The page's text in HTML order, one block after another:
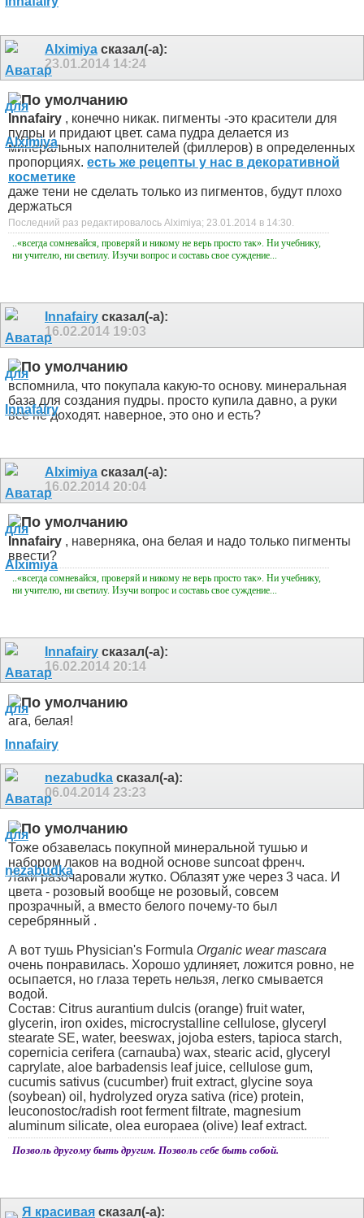
Alximiya сказал(-а):
23.01.2014 14:24
Innafairy , конечно никак. пигменты -это красители для
пудры и придают цвет. сама пудра делается из
минеральных наполнителей (филлеров) в определенных
пропорциях. есть же рецепты у нас в декоративной
косметике
даже тени не сделать только из пигментов, будут плохо
держаться
Последний раз редактировалось Alximiya; 23.01.2014 в 14:30
..«всегда сомневайся, проверяй и никому не верь просто так». Ни учебнику,
ни учителю, ни светилу. Изучи вопрос и составь свое суждение...
Innafairy сказал(-а):
16.02.2014 19:03
вспомнила, что покупала какую-то основу. минеральная
база для создания пудры. просто купила давно, а руки
все не доходят. наверное, это оно и есть?
Alximiya сказал(-а):
16.02.2014 20:04
Innafairy , наверняка, она белая и надо только пигменты
ввести?
..«всегда сомневайся, проверяй и никому не верь просто так». Ни учебнику,
ни учителю, ни светилу. Изучи вопрос и составь свое суждение...
Innafairy сказал(-а):
16.02.2014 20:14
ага, белая!
nezabudka сказал(-а):
06.04.2014 23:23
Тоже обзавелась покупной минеральной тушью и
набором лаков на водной основе suncoat френч.
Лаки разочаровали жутко. Облазят уже через 3 часа. И
цвета - розовый вообще не розовый, совсем
прозрачный, а вместо белого почему-то был
серебрянный .
А вот тушь Physician's Formula Organic wear mascara
очень понравилась. Хорошо удлиняет, ложится ровно, не
осыпается, но глаза тереть нельзя, легко смывается
водой.
Состав: Citrus aurantium dulcis (orange) fruit water,
glycerin, iron oxides, microcrystalline cellulose, glyceryl
stearate SE, water, beeswax, jojoba esters, tapioca starch,
copernicia cerifera (carnauba) wax, stearic acid, glyceryl
caprylate, aloe barbadensis leaf juice, cellulose gum,
cucumis sativus (cucumber) fruit extract, glycine soya
(soybean) oil, hydrolyzed oryza sativa (rice) protein,
leuconostoc/radish root ferment filtrate, magnesium
aluminum silicate, olea europaea (olive) leaf extract.
Позволь другому быть другим. Позволь себе быть собой.
Я красивая сказал(-а):